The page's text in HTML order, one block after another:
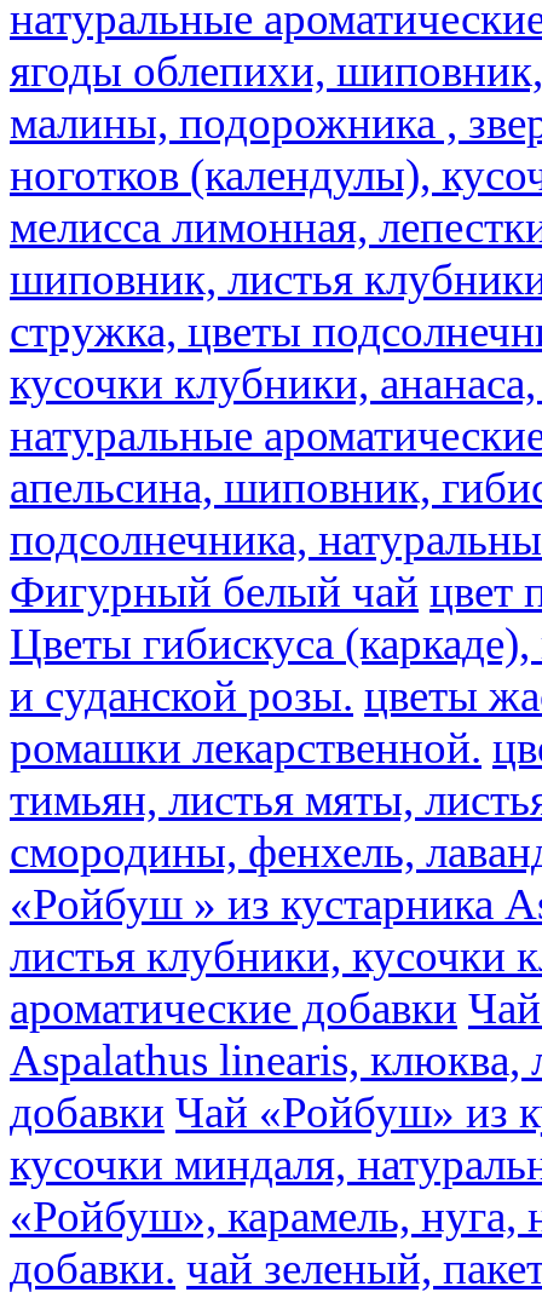
натуральные
ягоды облепихи,
малины, подорожника ,
ноготков (календулы),
мелисса лимонная,
шиповник, листья
стружка, цветы
кусочки клубники,
натуральные
апельсина, шиповник,
подсолнечника,
Фигурный белый чай цвет
Цветы гибискуса
и суданской розы. цветы
ромашки лекарственной.
тимьян, листья мяты,
смородины, фенхель,
«Ройбуш » из кустарника
листья клубники, кусочки
ароматические добавки
Aspalathus linearis, клюква,
добавки Чай «Ройбуш» из
кусочки миндаля,
«Ройбуш», карамель, нуга,
добавки. чай зеленый,